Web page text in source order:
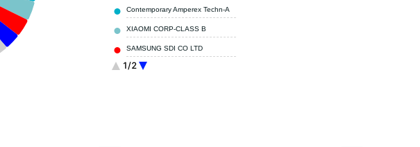
1/2
Contemporary Amperex Techn-A
XIAOMI CORP-CLASS B
SAMSUNG SDI CO LTD
NIO INC-CLASS A